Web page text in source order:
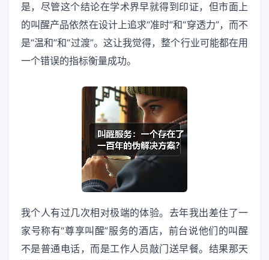
是，尽管这个结论在学术界早就得到印证，但市面上
的叫醒产品依然在设计上追求“准时”和“穿透力”，而不
是“温和”和“过渡”。这让我觉得，整个行业可能都在用
一个错误的指标衡量成功。
我个人有过几次相对极端的体验。去年我出差住了一
家号称有“尊享叫醒”服务的酒店，前台说他们的叫醒
不是普通电话，而是工作人员敲门送早餐。结果那天